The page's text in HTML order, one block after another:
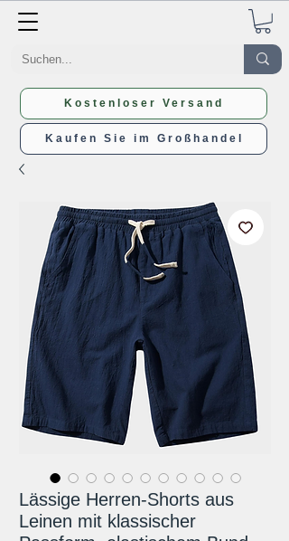
Kostenloser Versand
Kaufen Sie im Großhandel
Lässige Herren-Shorts aus
Leinen mit klassischer